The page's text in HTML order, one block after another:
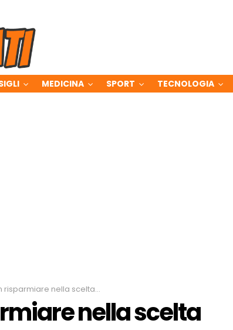
MEDICINA SPORT TECNOLOGIA
nella scelta dell’hosting
nella scelta